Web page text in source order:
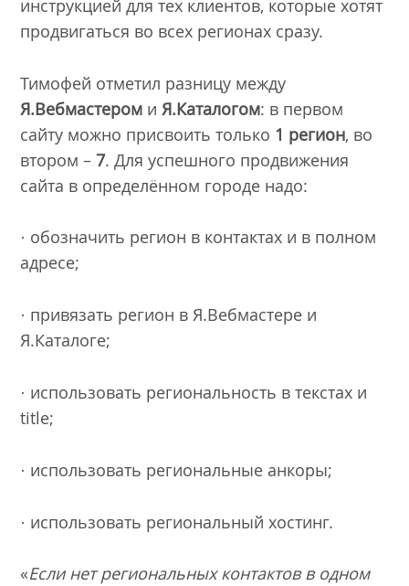
инструкцией для тех клиентов, которые хотят
продвигаться во всех регионах сразу.
Тимофей отметил разницу между
Я.Вебмастером и Я.Каталогом: в первом
сайту можно присвоить только 1 регион, во
втором –7. Для успешного продвижения
сайта в определённом городе надо:
· обозначить регион в контактах и в полном
адресе;
· привязать регион в Я.Вебмастере и
Я.Каталоге;
· использовать региональность в текстах и
title;
· использовать региональные анкоры;
· использовать региональный хостинг.
«Если нет региональных контактов в одном